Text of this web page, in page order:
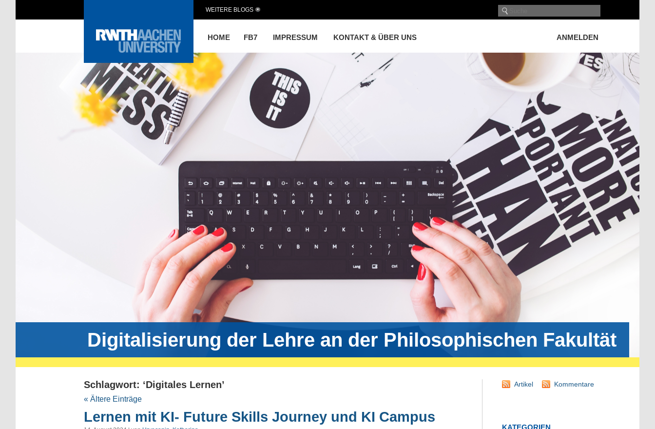
HOME FB7 IMPRESSUM KONTAKT & ÜBER UNS ANMELDEN
WEITERE BLOGS
Digitalisierung der Lehre an der Philosophischen Fakultät
Schlagwort: ‘Digitales Lernen’
« Ältere Einträge
Lernen mit KI- Future Skills Journey und KI Campus
Artikel Kommentare